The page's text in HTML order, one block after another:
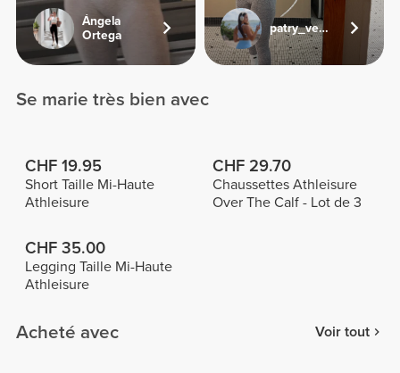
Ángela
Ortega
patry_veliz
Se marie très bien avec
CHF 19.95
Short Taille Mi-Haute
Athleisure
CHF 29.70
Chaussettes Athleisure
Over The Calf - Lot de 3
CHF 35.00
Legging Taille Mi-Haute
Athleisure
Acheté avec Voir tout